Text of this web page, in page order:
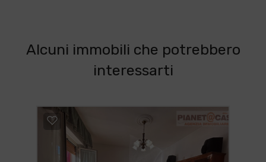
Alcuni immobili che potrebbero
interessarti